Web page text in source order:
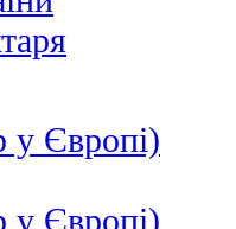
у Європі)
у Європі)